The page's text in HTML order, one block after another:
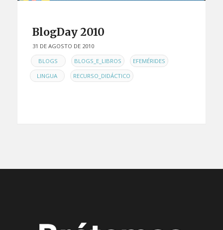
BlogDay 2010
31 DE AGOSTO DE 2010
EN
BLOGS , BLOGS_E_LIBROS , EFEMÉRIDES ,
LINGUA , RECURSO_DIDÁCTICO